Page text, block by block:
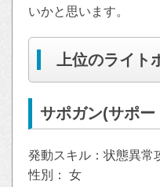
いかと思います。
上位のライト
サポガン(サポ
発動スキル：状態異常
性別： 女